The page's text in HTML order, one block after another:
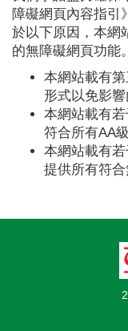
障礙網頁內容指引
於以下原因，本網
的無障礙網頁功能。
本網站載有
形式以免影響
本網站載有
符合所有AA
本網站載有
提供所有符合